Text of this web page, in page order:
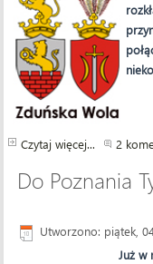
Czytaj więcej... 2
Do Poznania
Utworzono: piątek,
Już w